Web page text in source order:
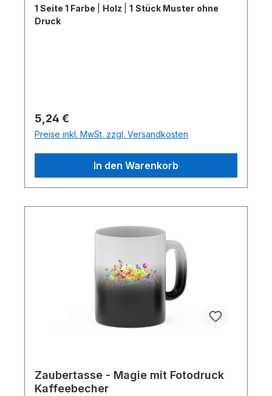
1 Seite 1 Farbe Holz
1 Stück Muster ohne
Druck
Regulärer Preis:
5,24 €
Preise inkl. MwSt. zzgl. Versandkosten
In den Warenkorb
Zaubertasse - Magie mit Fotodruck
Kaffeebecher